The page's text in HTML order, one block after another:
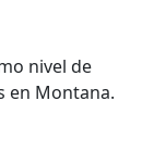
nivel de
en Montana.